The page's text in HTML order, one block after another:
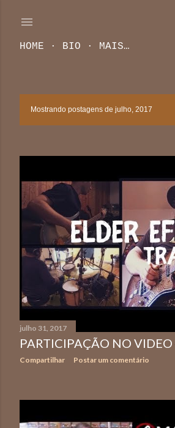
HOME BIO MAIS…
P
t
g
n
s
Mostrando postagens de julho, 2017
julho 31, 2017
PARTICIPAÇÃO NO VIDEO
Compartilhar Postar um comentário